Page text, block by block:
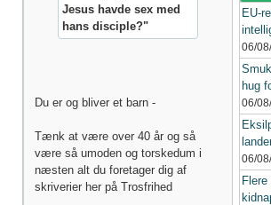
Jesus havde sex med
hans disciple?"
Du er og bliver et barn -
Tænk at være over 40 år og så
være så umoden og torskedum i
næsten alt du foretager dig af
skriverier her på Trosfrihed
EU-
06/
hug
06/
06/